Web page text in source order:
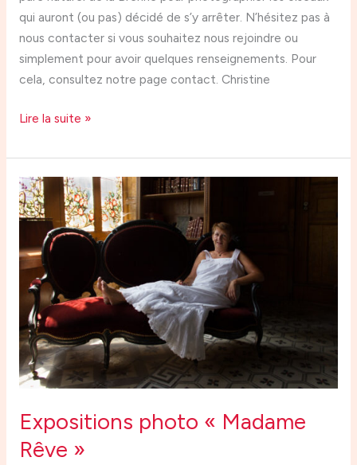
qui auront (ou pas) décidé de s’y arrêter. N’hésitez pas à
nous contacter si vous souhaitez nous rejoindre ou
simplement pour avoir quelques renseignements. Pour
cela, consultez notre page contact. Christine
Lire la suite »
Expositions photo « Madame
Rêve »
Expositions
photo
« Madame
Rêve »